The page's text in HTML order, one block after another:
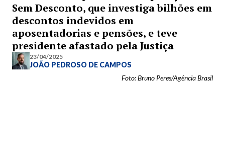
Sem Desconto, que investiga bilhões em
descontos indevidos em
aposentadorias e pensões, e teve
presidente afastado pela Justiça
23/04/2025
JOÃO PEDROSO DE CAMPOS
Foto: Bruno Peres/Agência Brasil